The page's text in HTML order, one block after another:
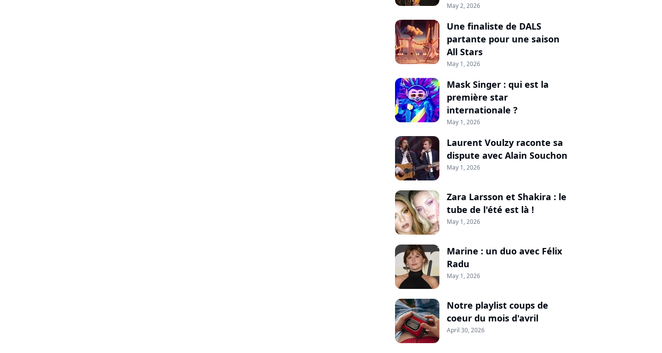
May 2, 2026
Une finaliste de DALS
partante pour une saison
All Stars
May 1, 2026
Mask Singer : qui est la
première star
internationale ?
May 1, 2026
Laurent Voulzy raconte sa
dispute avec Alain Souchon
May 1, 2026
Zara Larsson et Shakira : le
tube de l'été est là !
May 1, 2026
Marine : un duo avec Félix
Radu
May 1, 2026
Notre playlist coups de
coeur du mois d'avril
April 30, 2026